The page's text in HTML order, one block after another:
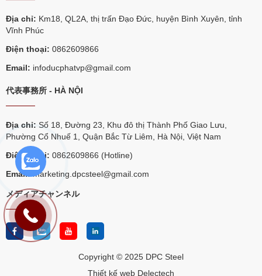
Địa chỉ: Km18, QL2A, thị trấn Đạo Đức, huyện Bình Xuyên, tỉnh
Vĩnh Phúc
Điện thoại: 0862609866
Email: infoducphatvp@gmail.com
代表事務所 - HÀ NỘI
Địa chỉ: Số 18, Đường 23, Khu đô thị Thành Phố Giao Lưu,
Phường Cổ Nhuế 1, Quận Bắc Từ Liêm, Hà Nội, Việt Nam
Điện thoại: 0862609866 (Hotline)
Email: marketing.dpcsteel@gmail.com
メディアチャンネル
Copyright © 2025 DPC Steel
Thiết kế web Delectech